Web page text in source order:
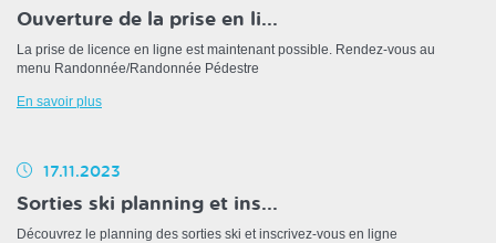
Ouverture de la prise en li...
La prise de licence en ligne est maintenant possible. Rendez-vous au
menu Randonnée/Randonnée Pédestre
En savoir plus
17.11.2023
Sorties ski planning et ins...
Découvrez le planning des sorties ski et inscrivez-vous en ligne